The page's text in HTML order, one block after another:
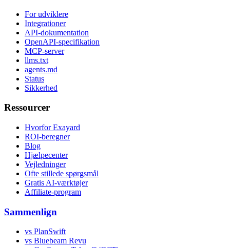
For udviklere
Integrationer
API-dokumentation
OpenAPI-specifikation
MCP-server
llms.txt
agents.md
Status
Sikkerhed
Ressourcer
Hvorfor Exayard
ROI-beregner
Blog
Hjælpecenter
Vejledninger
Ofte stillede spørgsmål
Gratis AI-værktøjer
Affiliate-program
Sammenlign
vs PlanSwift
vs Bluebeam Revu